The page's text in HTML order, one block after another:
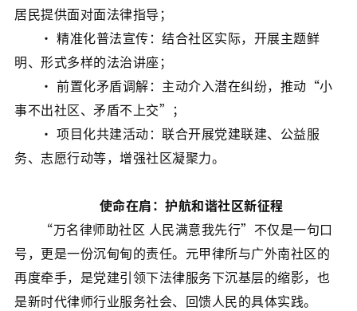
居民提供面对面法律指导；
· 精准化普法宣传：结合社区实际，开展主题鲜
明、形式多样的法治讲座；
· 前置化矛盾调解：主动介入潜在纠纷，推动“小
事不出社区、矛盾不上交”；
· 项目化共建活动：联合开展党建联建、公益服
务、志愿行动等，增强社区凝聚力。
使命在肩：护航和谐社区新征程
“万名律师助社区 人民满意我先行”不仅是一句口
号，更是一份沉甸甸的责任。元甲律所与广外南社区的
再度牵手，是党建引领下法律服务下沉基层的缩影，也
是新时代律师行业服务社会、回馈人民的具体实践。